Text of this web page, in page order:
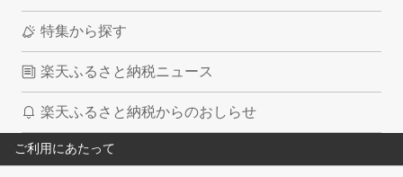
特集から探す
楽天ふるさと納税ニュース
楽天ふるさと納税からのおしらせ
ご利用にあたって